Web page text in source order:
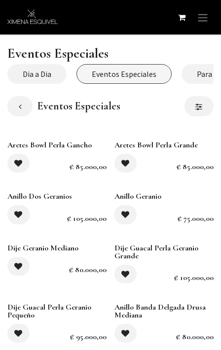
Eventos Especiales
Dia a Dia Eventos Especiales Para
Eventos Especiales
Agotado
Aretes Bowl Perla Gancho
₡ 85.000,00
Aretes Bowl Perla Grande
₡ 85.000,00
Anillo Dos Geranios
₡ 105.000,00
Anillo Geranio
₡ 75.000,00
Dije Geranio Mediano
₡ 80.000,00
Dije Guacal Perla Geranio
Grande
₡ 105.000,00
Agotado
Dije Guacal Perla Geranio
Pequeño
₡ 95.000,00
Anillo Banda Delgada Drusa
Mediana
₡ 80.000,00